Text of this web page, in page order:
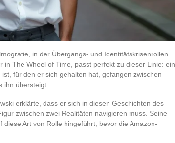
in der Übergangs- und Identitätskrisenrollen
in The Wheel of Time, passt perfekt zu dieser Linie: ein
für den er sich gehalten hat, gefangen zwischen
ihn übersteigt.
erklärte, dass er sich in diesen Geschichten des
zwischen zwei Realitäten navigieren muss. Seine
Art von Rolle hingeführt, bevor die Amazon-